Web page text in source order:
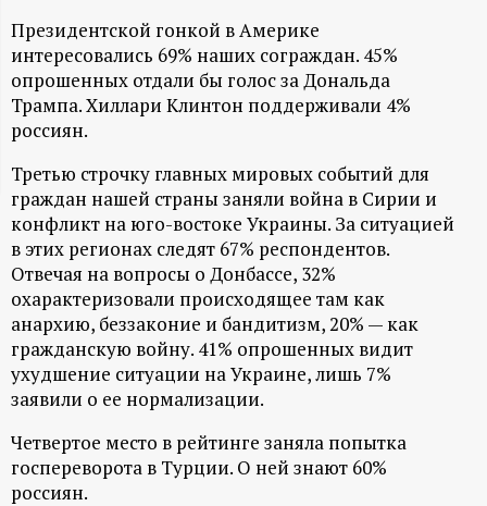
р
м
а
ц
и
о
н
н
ы
Президентской гонкой в Америке
интересовались 69% наших сограждан. 45%
опрошенных отдали бы голос за Дональда
Трампа. Хиллари Клинтон поддерживали 4%
россиян.
Третью строчку главных мировых событий для
граждан нашей страны заняли война в Сирии и
конфликт на юго-востоке Украины. За ситуацией
в этих регионах следят 67% респондентов.
Отвечая на вопросы о Донбассе, 32%
охарактеризовали происходящее там как
анархию, беззаконие и бандитизм, 20% — как
гражданскую войну. 41% опрошенных видит
ухудшение ситуации на Украине, лишь 7%
заявили о ее нормализации.
Четвертое место в рейтинге заняла попытка
госпереворота в Турции. О ней знают 60%
россиян.